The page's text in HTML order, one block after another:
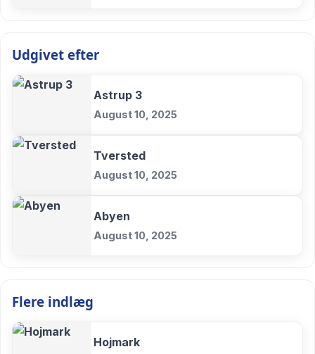
Udgivet efter
Astrup 3
August 10, 2025
Tversted
August 10, 2025
Abyen
August 10, 2025
Flere indlæg
Hojmark